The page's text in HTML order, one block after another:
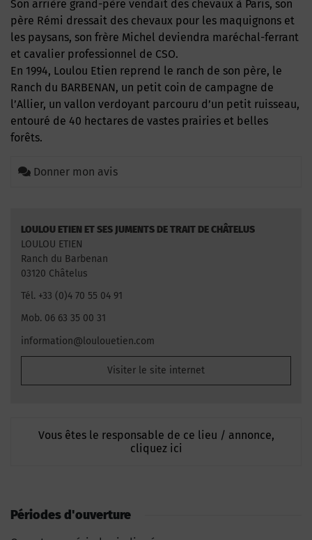
Son arrière grand-père vendait des chevaux à Paris, son
père Rémi dressait des chevaux pour les maquignons et
les paysans, son frère Michel deviendra maréchal-ferrant
et cavalier professionnel de CSO.
En 1994, Loulou Etien reprend le ranch de son père, le
Ranch du BARBENAN, un petit coin de campagne de
l’Allier, un vallon verdoyant parcouru d’un petit ruisseau,
entouré de 40 hectares de vastes prairies et belles
forêts.
Donner mon avis
LOULOU ETIEN ET SES JUMENTS DE TRAIT DE CHÂTELUS
LOULOU ETIEN
Ranch du Barbenan
03120 Châtelus
Tél. +33 (0)4 70 55 04 91
Mob. 06 63 35 00 31
information@loulouetien.com
Visiter le site internet
Vous êtes le responsable de ce lieu / annonce,
cliquez ici
Périodes d'ouverture